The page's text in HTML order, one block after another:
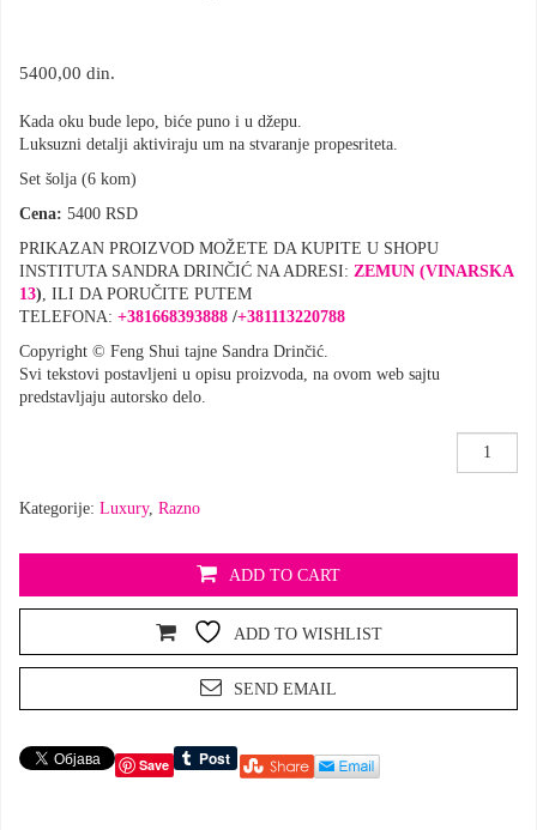
5400,00 din.
Kada oku bude lepo, biće puno i u džepu.
Luksuzni detalji aktiviraju um na stvaranje propesriteta.
Set šolja (6 kom)
Cena: 5400 RSD
PRIKAZAN PROIZVOD MOŽETE DA KUPITE U SHOPU
INSTITUTA SANDRA DRINČIĆ NA ADRESI: ZEMUN (VINARSKA
13), ILI DA PORUČITE PUTEM
TELEFONA: +381668393888 /+381113220788
Copyright © Feng Shui tajne Sandra Drinčić.
Svi tekstovi postavljeni u opisu proizvoda, na ovom web sajtu
predstavljaju autorsko delo.
LUX
Kategorije: Luxury, Razno
ADD TO CART
ADD TO WISHLIST
SEND EMAIL
Save